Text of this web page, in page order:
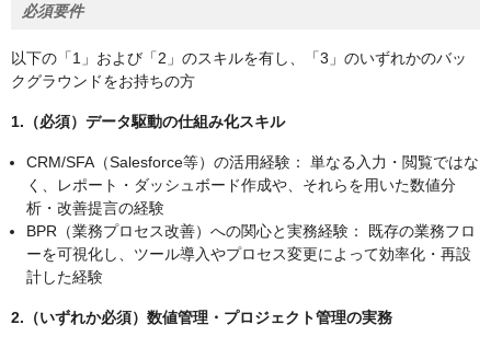
必須要件
以下の「1」および「2」のスキルを有し、「3」のいずれかのバッ
クグラウンドをお持ちの方
1.（必須）データ駆動の仕組み化スキル
CRM/SFA（Salesforce等）の活用経験： 単なる入力・閲覧ではな
く、レポート・ダッシュボード作成や、それらを用いた数値分
析・改善提言の経験
BPR（業務プロセス改善）への関心と実務経験： 既存の業務フロ
ーを可視化し、ツール導入やプロセス変更によって効率化・再設
計した経験
2.（いずれか必須）数値管理・プロジェクト管理の実務